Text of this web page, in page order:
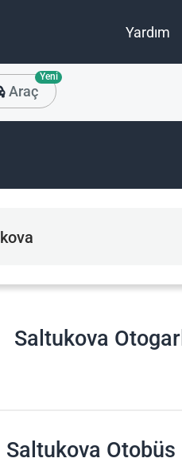
Yardım
Araç
Yeni
Saltukova
Saltukova Otobüs